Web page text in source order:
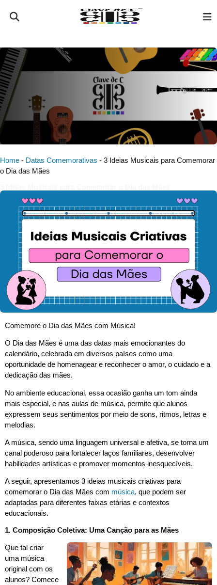
Home - Datas Comemorativas - 3 Ideias Musicais para Comemorar
o Dia das Mães
Comemore o Dia das Mães com Música!
O Dia das Mães é uma das datas mais emocionantes do
calendário, celebrada em diversos países como uma
oportunidade de homenagear e reconhecer o amor, o cuidado e a
dedicação das mães.
No ambiente educacional, essa ocasião ganha um tom ainda
mais especial, e nas aulas de música, permite que alunos
expressem seus sentimentos por meio de sons, ritmos, letras e
melodias.
A música, sendo uma linguagem universal e afetiva, se torna um
canal poderoso para fortalecer laços familiares, desenvolver
habilidades artísticas e promover momentos inesquecíveis.
A seguir, apresentamos 3 ideias musicais criativas para
comemorar o Dia das Mães com música, que podem ser
adaptadas para diferentes faixas etárias e contextos
educacionais.
1. Composição Coletiva: Uma Canção para as Mães
Que tal criar
uma música
original com os
alunos? Comece